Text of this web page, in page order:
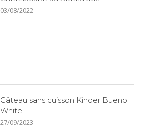
03/08/2022
Gâteau sans cuisson Kinder Bueno
White
27/09/2023